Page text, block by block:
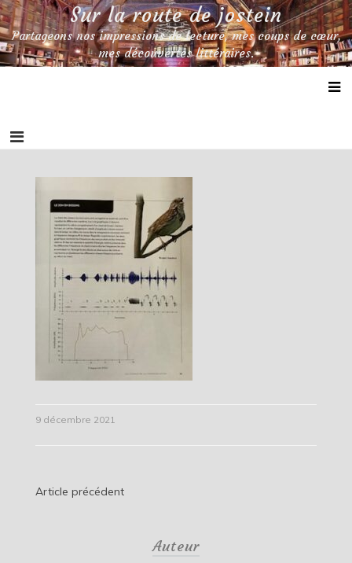
Skip
to
content
Sur la route de jostein
Partageons nos impressions de lecture, mes coups de cœur,
mes découvertes littéraires.
9 décembre 2021
Navigation
Article précédent
Auteur